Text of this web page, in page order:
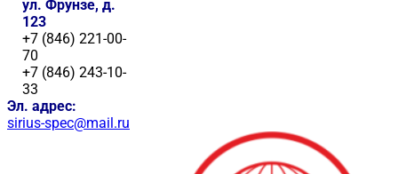
ул. Фрунзе, д.
123
+7 (846) 221-00-
70
+7 (846) 243-10-
33
Эл. адрес:
sirius-spec@mail.ru